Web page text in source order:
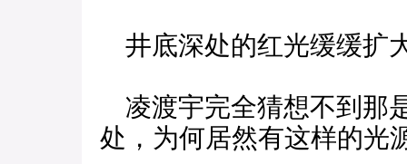
井底深处的红光缓缓扩
凌渡宇完全猜想不到那
处，为何居然有这样的光